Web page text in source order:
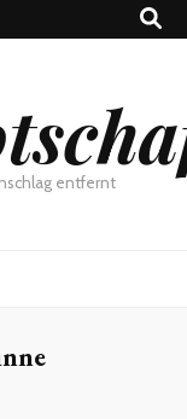
entfernt